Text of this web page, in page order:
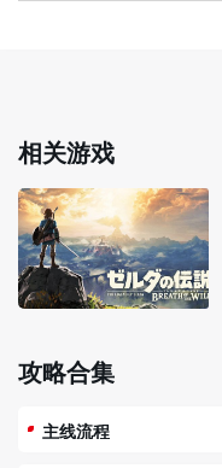
相关游戏
攻略合集
主线流程